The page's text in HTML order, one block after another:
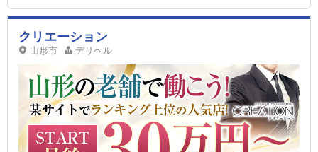
クリエーション
山形市 デリヘル